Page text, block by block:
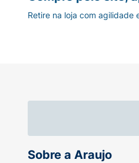
Sobre a Araujo
Retire na loja com agilidade